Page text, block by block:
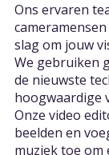
Ons ervaren
slag om jouw
We gebruiken
de nieuwste
hoogwaardige
Onze video
beelden en
muziek toe om